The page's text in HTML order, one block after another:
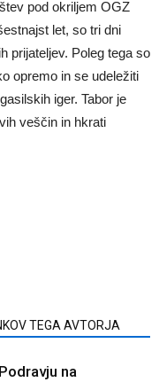
pod okriljem OGZ
let, so tri dni
prijateljev. Poleg tega so
opremo in se udeležiti
iger. Tabor je
veščin in hkrati
TEGA AVTORJA
na